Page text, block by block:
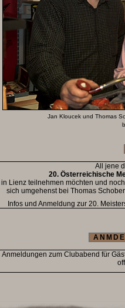
Jan Kloucek und Thomas
All jene
20. Österreichische
in Lienz teilnehmen möchten und
sich umgehenst bei Thomas
Infos und Anmeldung zur 20.
Anmeldungen zum Clubabend für